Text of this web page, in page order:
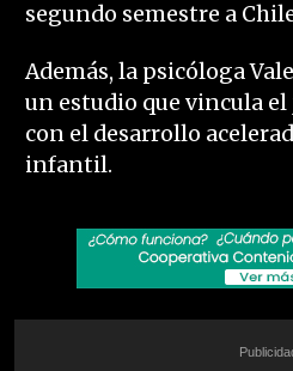
segundo semestre a
Además, la psicóloga
un estudio que vincula
con el desarrollo
infantil.